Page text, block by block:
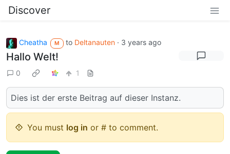
Discover
Cheatha M to Deltanauten· 3 years ago
Hallo Welt!
0 1
Dies ist der erste Beitrag auf dieser Instanz.
You must log in or # to comment.